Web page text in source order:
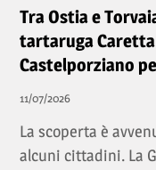
Tra Ostia e
tartaruga
Castelporziano
11/07/2026
La scoperta è
alcuni cittadini. La